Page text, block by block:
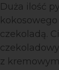
Duża ilość
czekoladą.
z